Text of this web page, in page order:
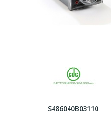
S486040B03110